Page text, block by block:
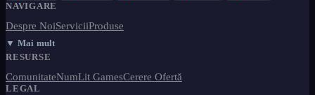
NAVIGARE
Despre NoiServiciiProduse
▼ Mai mult
RESURSE
ComunitateNumLit GamesCerere Ofertă
LEGAL